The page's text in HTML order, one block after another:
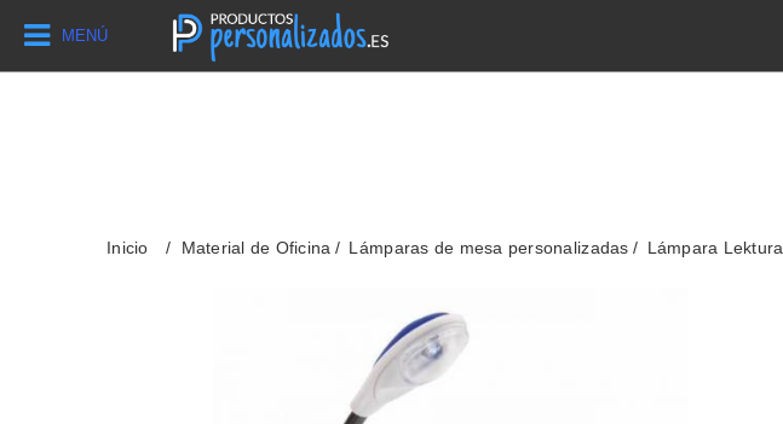
MENÚ
Inicio Material de Oficina Lámparas de mesa personalizadas Lámpara Lektura